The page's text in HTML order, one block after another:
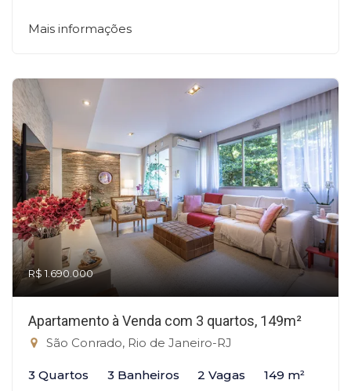
Mais informações
R$ 1.690.000
Apartamento à Venda com 3 quartos, 149m²
São Conrado, Rio de Janeiro-RJ
3 Quartos 3 Banheiros 2 Vagas 149 m²